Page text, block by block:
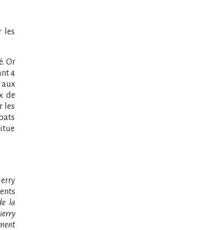
les
Or
4
de
les
la